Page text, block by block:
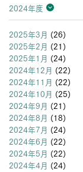
2024年度
2026年度
2025年度
2024年度
2023年度
2022年度
2021年度
2020年度
2019年度
2018年度
2017年度
2016年度
2015年度
2014年度
2013年度
2025年3月 (26)
2025年2月 (21)
2025年1月 (24)
2024年12月 (22)
2024年11月 (22)
2024年10月 (25)
2024年9月 (21)
2024年8月 (18)
2024年7月 (24)
2024年6月 (22)
2024年5月 (22)
2024年4月 (24)